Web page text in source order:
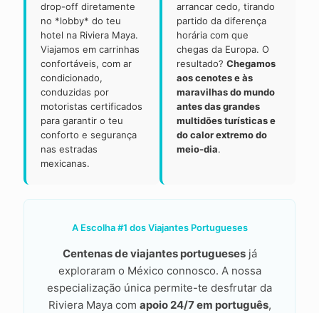
drop-off diretamente
no *lobby* do teu
hotel na Riviera Maya.
Viajamos em carrinhas
confortáveis, com ar
condicionado,
conduzidas por
motoristas certificados
para garantir o teu
conforto e segurança
nas estradas
mexicanas.
arrancar cedo, tirando
partido da diferença
horária com que
chegas da Europa. O
resultado? Chegamos
aos cenotes e às
maravilhas do mundo
antes das grandes
multidões turísticas e
do calor extremo do
meio-dia.
A Escolha #1 dos Viajantes Portugueses
Centenas de viajantes portuguesesjá
exploraram o México connosco. A nossa
especialização única permite-te desfrutar da
Riviera Maya com apoio 24/7 em português,